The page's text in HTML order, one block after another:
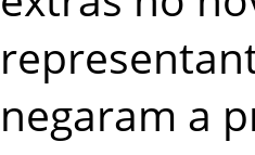
negaram a